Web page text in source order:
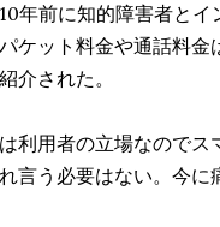
年前に知的障害者と
ケット料金や通話料金
介された。
利用者の立場なのでス
言う必要はない。今に